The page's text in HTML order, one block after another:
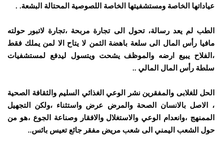
عياداتها الخاصة ومستشفيتها الخاصة اللصوصية المحتالة البشعة. .
الطب لم يعد رسالة، تحول الى تجارة مربحة ،تجارة لاتبور حولته
مافيا رأس المال الى سلعة باهضة الثمن لا يتاح الا لمن يملك فقط
،الفلاح يبيع ارضه والموظف يشحت ويتسول ليدفع لمستشفيات
سلطة رأس المال المالي ..
الحل للغلابى والمفقرين نشر الوعي الغذائي السليم والثقافة الصحية
، الاصل بالانسان الصحة والمرض عرض واستثناء ،ولكن التجهيل
الممنهج ،وانعدام الوعي والاستغلال والافقار وصناعة الجوع ،هو من
حول الشعب اليمني الى شعب مريض مفقر جائع تعيس بائس..